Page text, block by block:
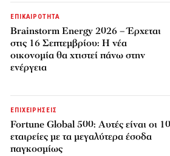
ΕΠΙΚΑΙΡΟΤΗΤΑ
Brainstorm Energy 2026 – Έρχεται
στις 16 Σεπτεμβρίου: Η νέα
οικονομία θα χτιστεί πάνω στην
ενέργεια
ΕΠΙΧΕΙΡΗΣΕΙΣ
Fortune Global 500: Αυτές είναι οι 10
εταιρείες με τα μεγαλύτερα έσοδα
παγκοσμίως